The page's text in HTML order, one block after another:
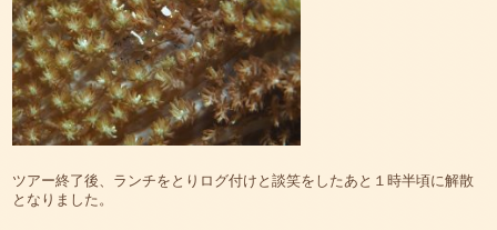
ツアー終了後、ランチをとりログ付けと談笑をしたあと１時半頃に解散
となりました。